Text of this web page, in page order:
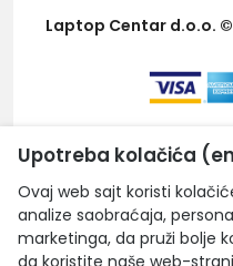
Laptop Centar d.o.o.
Upotreba kolačića
Ovaj web sajt koristi
analize saobraćaja,
marketinga, da pruži bolje
da koristite naše web-